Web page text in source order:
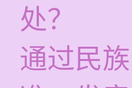
处？
通过民